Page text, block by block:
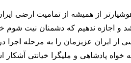
از همیشه از تمامیت ارضی
و اجازه ندهیم که دشمنان نیت
از ایران عزیزمان را به مرحله اجرا
پادشاهی و ملیگرا خیانتی